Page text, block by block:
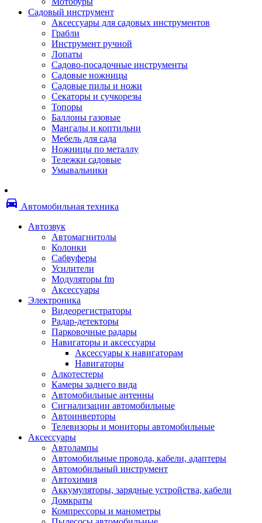
Бумага для факса
Пленка для печати
Пленка для ламинирования
Материалы для заправки
Чернила и заправки
Фотобарабаны
Оригинальные расходные материалы
Для лазерных устройств печати
Матричные картриджи
Опции
Струйные картриджи
Термопленки
Картриджи лазерные, тонер-картриджи
Лазерные оригинальные
Снпч
Струйные оригинальные
Материалы для переплета
Запчасти и другие расходные материалы
Автоподатчики
Блоки лазера
(памперс)
Валы переноса заряда/магнитные валы
Валы резиновые/тефлоновые
Втулки/подшипники/бушинги
Девелоперы
Дозирущие лезвия
Другие зип
Кабели
Крышки
Лампы
Лотки, кассеты
Моторы/двигатели/редукторы
Платы форматирования
Ракели
Ролики/наборы роликов/насадки
Сервисные наборы
Смазки
Садовый инструмент
Аксессуары для садовых инструментов
Грабли
Инструмент ручной
Лопаты
Садово-посадочные инструменты
Садовые ножницы
Садовые пилы и ножи
Секаторы и сучкорезы
Топоры
Баллоны газовые
Мангалы и коптильни
Мебель для сада
Ножницы по металлу
Тележки садовые
Умывальники
directions_car Автомобильная техника
Автозвук
Автомагнитолы
Колонки
Сабвуферы
Усилители
Модуляторы fm
Аксессуары
Электроника
Видеорегистраторы
Радар-детекторы
Парковочные радары
Навигаторы и аксессуары
Аксессуары к навигаторам
Навигаторы
Алкотестеры
Камеры заднего вида
Автомобильные антенны
Сигнализации автомобильные
Автоинверторы
Телевизоры и мониторы автомобильные
Аксессуары
Автолампы
Автомобильные провода, кабели, адаптеры
Автомобильный инструмент
Автохимия
Аккумуляторы, зарядные устройства, кабели
Домкраты
Компрессоры и манометры